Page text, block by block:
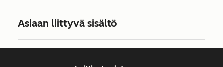
Asiaan liittyvä sisältö